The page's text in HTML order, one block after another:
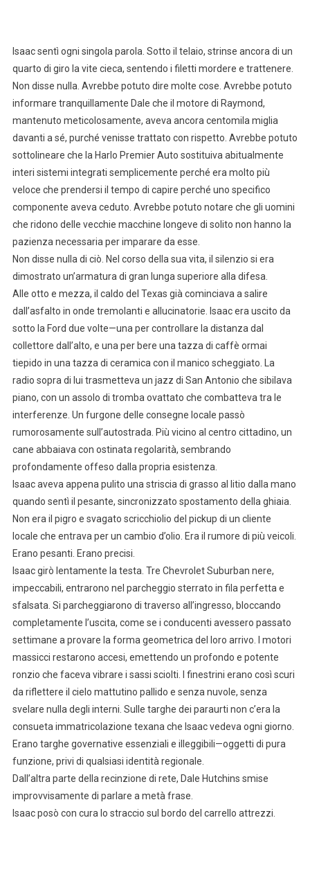
Isaac sentì ogni singola parola. Sotto il telaio, strinse ancora di un
quarto di giro la vite cieca, sentendo i filetti mordere e trattenere.
Non disse nulla. Avrebbe potuto dire molte cose. Avrebbe potuto
informare tranquillamente Dale che il motore di Raymond,
mantenuto meticolosamente, aveva ancora centomila miglia
davanti a sé, purché venisse trattato con rispetto. Avrebbe potuto
sottolineare che la Harlo Premier Auto sostituiva abitualmente
interi sistemi integrati semplicemente perché era molto più
veloce che prendersi il tempo di capire perché uno specifico
componente aveva ceduto. Avrebbe potuto notare che gli uomini
che ridono delle vecchie macchine longeve di solito non hanno la
pazienza necessaria per imparare da esse.
Non disse nulla di ciò. Nel corso della sua vita, il silenzio si era
dimostrato un’armatura di gran lunga superiore alla difesa.
Alle otto e mezza, il caldo del Texas già cominciava a salire
dall’asfalto in onde tremolanti e allucinatorie. Isaac era uscito da
sotto la Ford due volte—una per controllare la distanza dal
collettore dall’alto, e una per bere una tazza di caffè ormai
tiepido in una tazza di ceramica con il manico scheggiato. La
radio sopra di lui trasmetteva un jazz di San Antonio che sibilava
piano, con un assolo di tromba ovattato che combatteva tra le
interferenze. Un furgone delle consegne locale passò
rumorosamente sull’autostrada. Più vicino al centro cittadino, un
cane abbaiava con ostinata regolarità, sembrando
profondamente offeso dalla propria esistenza.
Isaac aveva appena pulito una striscia di grasso al litio dalla mano
quando sentì il pesante, sincronizzato spostamento della ghiaia.
Non era il pigro e svagato scricchiolio del pickup di un cliente
locale che entrava per un cambio d’olio. Era il rumore di più veicoli.
Erano pesanti. Erano precisi.
Isaac girò lentamente la testa. Tre Chevrolet Suburban nere,
impeccabili, entrarono nel parcheggio sterrato in fila perfetta e
sfalsata. Si parcheggiarono di traverso all’ingresso, bloccando
completamente l’uscita, come se i conducenti avessero passato
settimane a provare la forma geometrica del loro arrivo. I motori
massicci restarono accesi, emettendo un profondo e potente
ronzio che faceva vibrare i sassi sciolti. I finestrini erano così scuri
da riflettere il cielo mattutino pallido e senza nuvole, senza
svelare nulla degli interni. Sulle targhe dei paraurti non c’era la
consueta immatricolazione texana che Isaac vedeva ogni giorno.
Erano targhe governative essenziali e illeggibili—oggetti di pura
funzione, privi di qualsiasi identità regionale.
Dall’altra parte della recinzione di rete, Dale Hutchins smise
improvvisamente di parlare a metà frase.
Isaac posò con cura lo straccio sul bordo del carrello attrezzi.